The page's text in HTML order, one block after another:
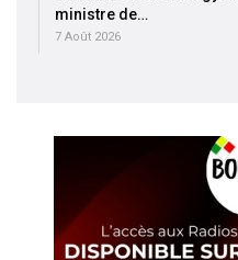
ministre de…
7 Août 2026